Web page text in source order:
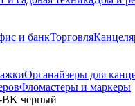
и банкТорговля
Органайзеры для
Фломастеры и маркеры
BK черный